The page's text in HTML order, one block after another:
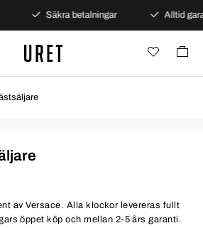
Säkra betalningar Alltid
av Versace. Alla klockor levereras fullt
öppet köp och mellan 2-5 års garanti.